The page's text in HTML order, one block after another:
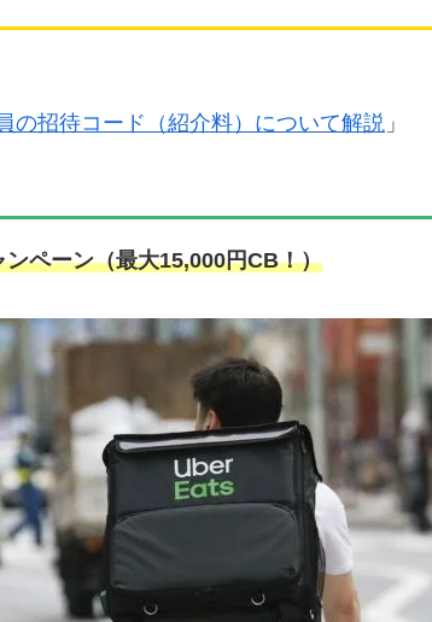
の招待コード（紹介料）について解説 」
ペーン（最大15,000円CB！）